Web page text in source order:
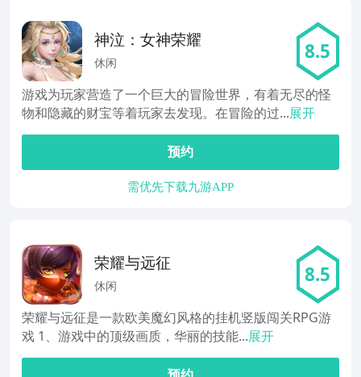
神泣：女神荣耀
休闲 8.5
游戏为玩家营造了一个巨大的冒险世界，有着无尽的怪
物和隐藏的财宝等着玩家去发现。在冒险的过...展开
预约
需优先下载九游APP
荣耀与远征
休闲 8.5
荣耀与远征是一款欧美魔幻风格的挂机竖版闯关RPG游
戏 1、游戏中的顶级画质，华丽的技能...展开